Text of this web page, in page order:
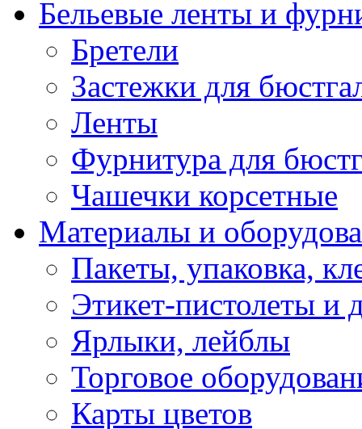
Бельевые ленты и
Бретели
Застежки для
Ленты
Фурнитура для
Чашечки корсетные
Материалы и
Пакеты, упаковка,
Этикет-пистолеты и
Ярлыки, лейблы
Торговое
Карты цветов